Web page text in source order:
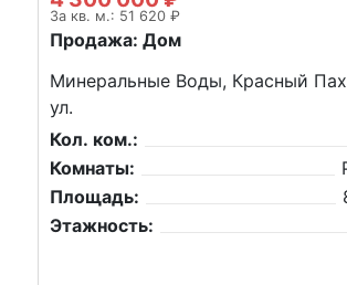
За кв. м.: 51 620 ₽
Продажа: Дом
Минеральные Воды, Красный
ул.
Кол. ком.:
Комнаты:
Площадь:
Этажность: